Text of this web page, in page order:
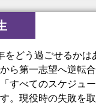
をどう過ごせるかは
ら第一志望へ逆転
すべてのスケジュ
。現役時の失敗を